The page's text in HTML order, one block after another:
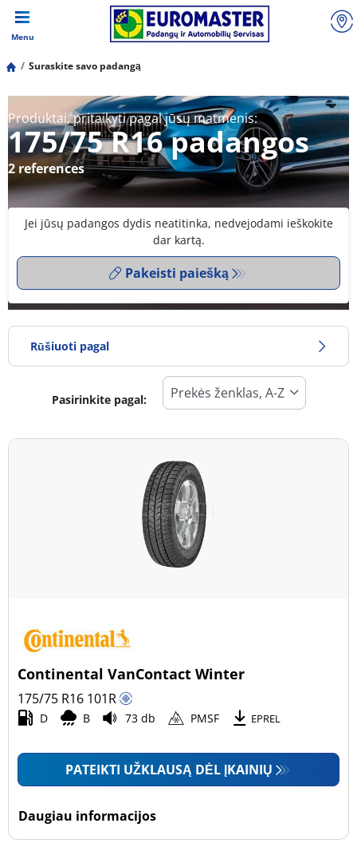
Menu
Suraskite savo padangą
Produktai, pritaikyti pagal jūsų matmenis:
175/75 R16 padangos
2 references
Jei jūsų padangos dydis neatitinka, nedvejodami ieškokite
dar kartą.
Pakeisti paiešką
Rūšiuoti pagal
Padangos tipas
Visi tipai (2)
Lengvasis automobilis (0)
Mažas sunkvežimis (2)
Motociklas (0)
Padanga sustiprintomis sienelėmis
Pasirinkite pagal:
Continental VanContact Winter
175/75 R16 101R
D B 73 db PMSF EPREL
PATEIKTI UŽKLAUSĄ DĖL ĮKAINIŲ
Daugiau informacijos